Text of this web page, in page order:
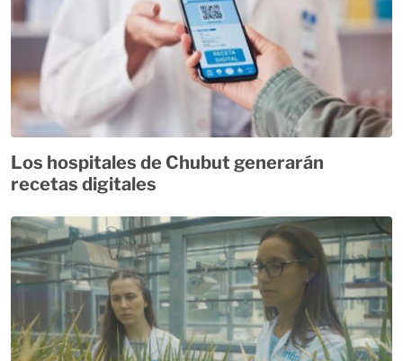
Los hospitales de Chubut generarán
recetas digitales